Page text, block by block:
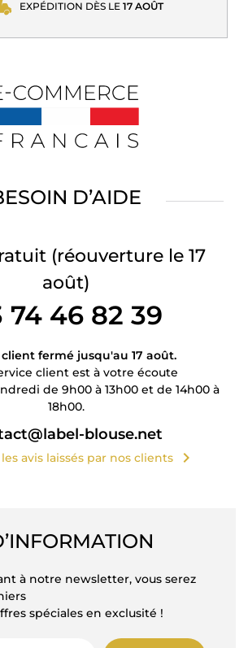
EXPÉDITION DÈS LE 17 AOÛT
D’AIDE
(réouverture le 17
août)
74 46 82 39
fermé jusqu'au 17 août.
client est à votre écoute
de 9h00 à 13h00 et de 14h00 à
18h00.
blouse.net
avis laissés par nos clients chevron_right
à notre newsletter, vous serez
spéciales en exclusité !